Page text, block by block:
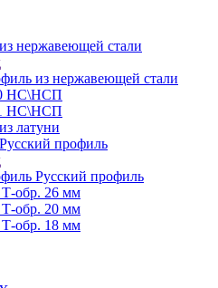
нержавеющей стали
из нержавеющей стали
НС\НСП
НС\НСП
латуни
профиль
Русский профиль
обр. 26 мм
обр. 20 мм
обр. 18 мм